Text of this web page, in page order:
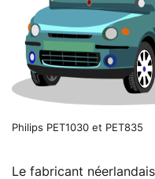
Philips PET1030 et PET835
Le fabricant